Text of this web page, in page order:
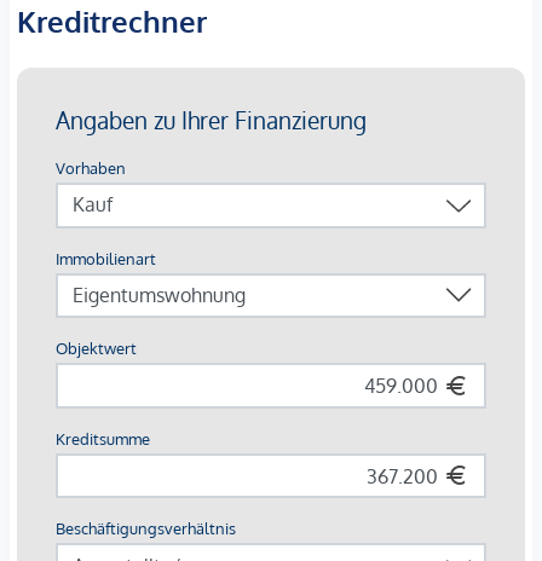
Einheiten bis zu familiengerechten 4-Zimmer-
Wohnungen
Jede Einheit mitBalkon, Loggia, Terrasse oder
Parkett- und Feinsteinzeugböden
Holzoberflächen & Brettsperrholzdecken
Fußbodenheizung & -temperierung
Außenliegender Sonnenschutz (Raffstores, EG mit
Rollläden)
Moderne Lüftungssysteme mit Fensterspaltlüftern
von EUR 286.000,- bis EUR 1.238.000,- netto zzgl. 20% USt.
Zu erwartender Mietertrag
von ca. EUR 17,50 bis EUR 22,50 netto/m²
Kreditrechner